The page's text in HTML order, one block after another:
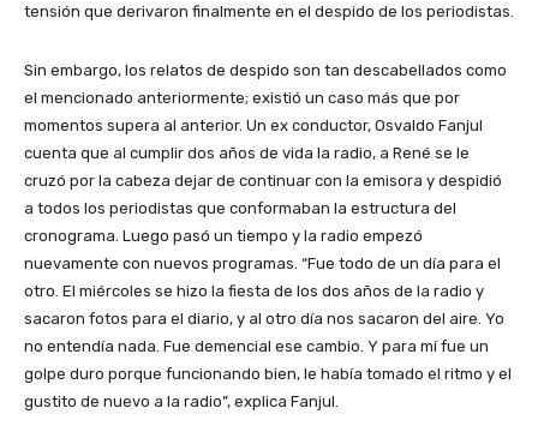
tensión que derivaron finalmente en el despido de los periodistas.
Sin embargo, los relatos de despido son tan descabellados como
el mencionado anteriormente; existió un caso más que por
momentos supera al anterior. Un ex conductor, Osvaldo Fanjul
cuenta que al cumplir dos años de vida la radio, a René se le
cruzó por la cabeza dejar de continuar con la emisora y despidió
a todos los periodistas que conformaban la estructura del
cronograma. Luego pasó un tiempo y la radio empezó
nuevamente con nuevos programas. “Fue todo de un día para el
otro. El miércoles se hizo la fiesta de los dos años de la radio y
sacaron fotos para el diario, y al otro día nos sacaron del aire. Yo
no entendía nada. Fue demencial ese cambio. Y para mí fue un
golpe duro porque funcionando bien, le había tomado el ritmo y el
gustito de nuevo a la radio”, explica Fanjul.